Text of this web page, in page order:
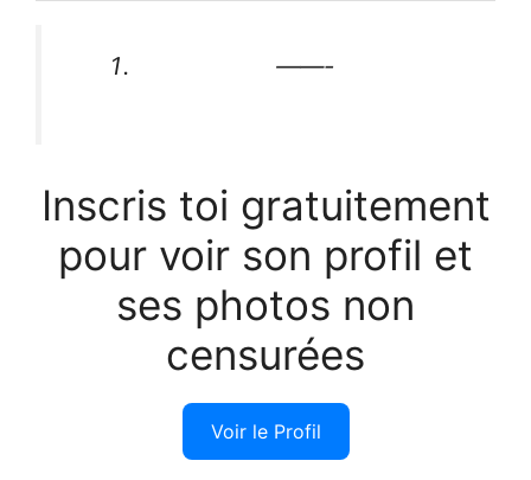
——-
Inscris toi gratuitement
pour voir son profil et
ses photos non
censurées
Voir le Profil